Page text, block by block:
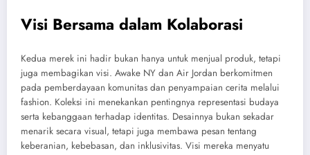
Visi Bersama dalam Kolaborasi
Kedua merek ini hadir bukan hanya untuk menjual produk, tetapi
juga membagikan visi. Awake NY dan Air Jordan berkomitmen
pada pemberdayaan komunitas dan penyampaian cerita melalui
fashion. Koleksi ini menekankan pentingnya representasi budaya
serta kebanggaan terhadap identitas. Desainnya bukan sekadar
menarik secara visual, tetapi juga membawa pesan tentang
keberanian, kebebasan, dan inklusivitas. Visi mereka menyatu